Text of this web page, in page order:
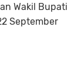
Wakil Bupati
September